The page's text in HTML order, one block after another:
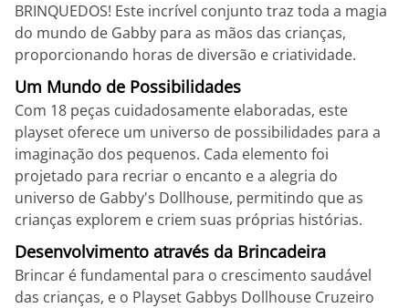
BRINQUEDOS! Este incrível conjunto traz toda a magia
do mundo de Gabby para as mãos das crianças,
proporcionando horas de diversão e criatividade.
Um Mundo de Possibilidades
Com 18 peças cuidadosamente elaboradas, este
playset oferece um universo de possibilidades para a
imaginação dos pequenos. Cada elemento foi
projetado para recriar o encanto e a alegria do
universo de Gabby's Dollhouse, permitindo que as
crianças explorem e criem suas próprias histórias.
Desenvolvimento através da Brincadeira
Brincar é fundamental para o crescimento saudável
das crianças, e o Playset Gabbys Dollhouse Cruzeiro